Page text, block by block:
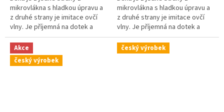
mikrovlákna s hladkou úpravu a
z druhé strany je imitace ovčí
vlny. Je příjemná na dotek a
velmi hřejivá.gramáž: 500g/m2
mikrovlákna s hladkou úpravu a
z druhé strany je imitace ovčí
vlny. Je příjemná na dotek a
velmi hřejivá.gramáž: 500g/m2
Akce
český výrobek
český výrobek